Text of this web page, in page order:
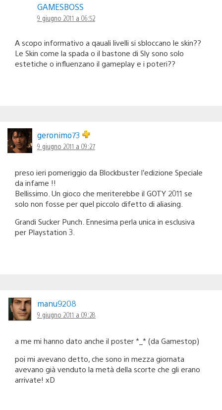
GAMESBOSS
9 giugno 2011 a 06:52
A scopo informativo a qauali livelli si sbloccano le skin??
Le Skin come la spada o il bastone di Sly sono solo
estetiche o influenzano il gameplay e i poteri??
geronimo73
9 giugno 2011 a 09:27
preso ieri pomeriggio da Blockbuster l’edizione Speciale
da infame !!
Bellissimo. Un gioco che meriterebbe il GOTY 2011 se
solo non fosse per quel piccolo difetto di aliasing.
Grandi Sucker Punch. Ennesima perla unica in esclusiva
per Playstation 3.
manu9208
9 giugno 2011 a 09:28
a me mi hanno dato anche il poster *_* (da Gamestop)
poi mi avevano detto, che sono in mezza giornata
avevano già venduto la metà della scorte che gli erano
arrivate! xD